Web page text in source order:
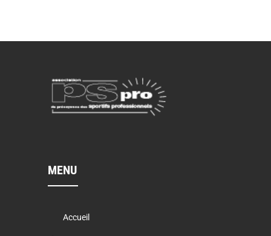
MENU
Accueil